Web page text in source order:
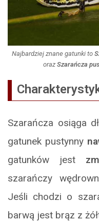
Najbardziej znane gatunki to
orazSzarańcza
Szarańcza osiąga
gatunek pustynny
gatunków jest
szarańczy
Jeśli chodzi o
barwą jest brąz z